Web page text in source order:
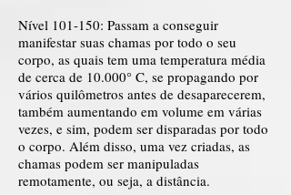
Nível 101-150: Passam a conseguir
manifestar suas chamas por todo o seu
corpo, as quais tem uma temperatura média
de cerca de 10.000° C, se propagando por
vários quilômetros antes de desaparecerem,
também aumentando em volume em várias
vezes, e sim, podem ser disparadas por todo
o corpo. Além disso, uma vez criadas, as
chamas podem ser manipuladas
remotamente, ou seja, a distância.